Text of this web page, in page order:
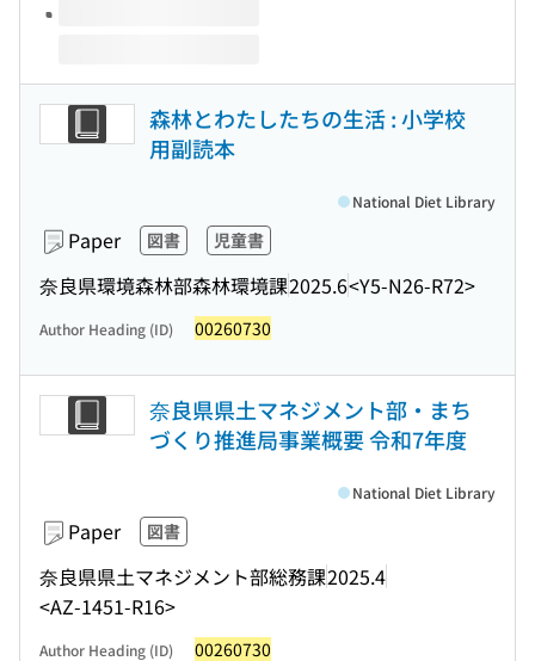
森林とわたしたちの生活 : 小学校
用副読本
Paper 図書 児童書
奈良県環境森林部森林環境課2025.6<Y5-N26-R72>
National Diet Library
Author Heading (ID) 00260730
奈良県県土マネジメント部・まち
づくり推進局事業概要 令和7年度
Paper 図書
奈良県県土マネジメント部総務課2025.4
<AZ-1451-R16>
National Diet Library
Author Heading (ID) 00260730